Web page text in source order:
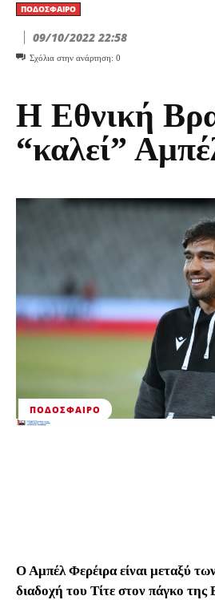
ΠΟΔΌΣΦΑΙΡΟ
09/10/2022 22:58
Σχόλια στην ανάρτηση: 0
Η Εθνική
“καλεί”
ΠΟΔΌΣΦΑΙΡΟ
Ο Αμπέλ Φερέιρα είναι μεταξύ
διαδοχή του Τίτε στον πάγκο της